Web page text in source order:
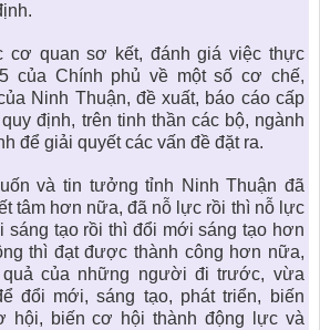
cơ quan sơ kết, đánh giá việc thực
của Chính phủ về một số cơ chế,
Ninh Thuận, đề xuất, báo cáo cấp
định, trên tinh thần các bộ, ngành
để giải quyết các vấn đề đặt ra.
và tin tưởng tỉnh Ninh Thuận đã
tâm hơn nữa, đã nỗ lực rồi thì nỗ lực
sáng tạo rồi thì đổi mới sáng tạo hơn
thì đạt được thành công hơn nữa,
của những người đi trước, vừa
đổi mới, sáng tạo, phát triển, biến
hội, biến cơ hội thành động lực và